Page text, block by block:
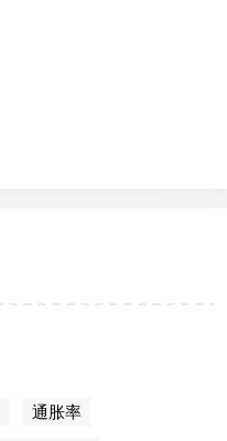
通胀率